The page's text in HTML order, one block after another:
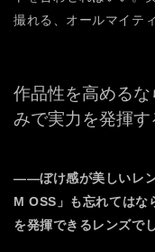
撮れる、オールマイテ
作品性を高めるな
みで実力を発揮す
――ぼけ感が美しいレ
M OSS」も忘れてはな
を発揮できるレンズで